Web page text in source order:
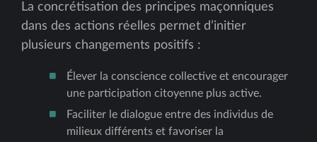
La concrétisation des principes maçonniques
dans des actions réelles permet d’initier
plusieurs changements positifs :
Élever la conscience collective et encourager
une participation citoyenne plus active.
Faciliter le dialogue entre des individus de
milieux différents et favoriser la